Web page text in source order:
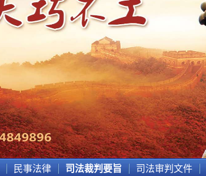
民事法律 司法裁判要旨 司法审判文件